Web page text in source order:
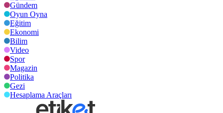
Gündem
Oyun Oyna
Eğitim
Ekonomi
Bilim
Video
Spor
Magazin
Politika
Gezi
Hesaplama Araçları